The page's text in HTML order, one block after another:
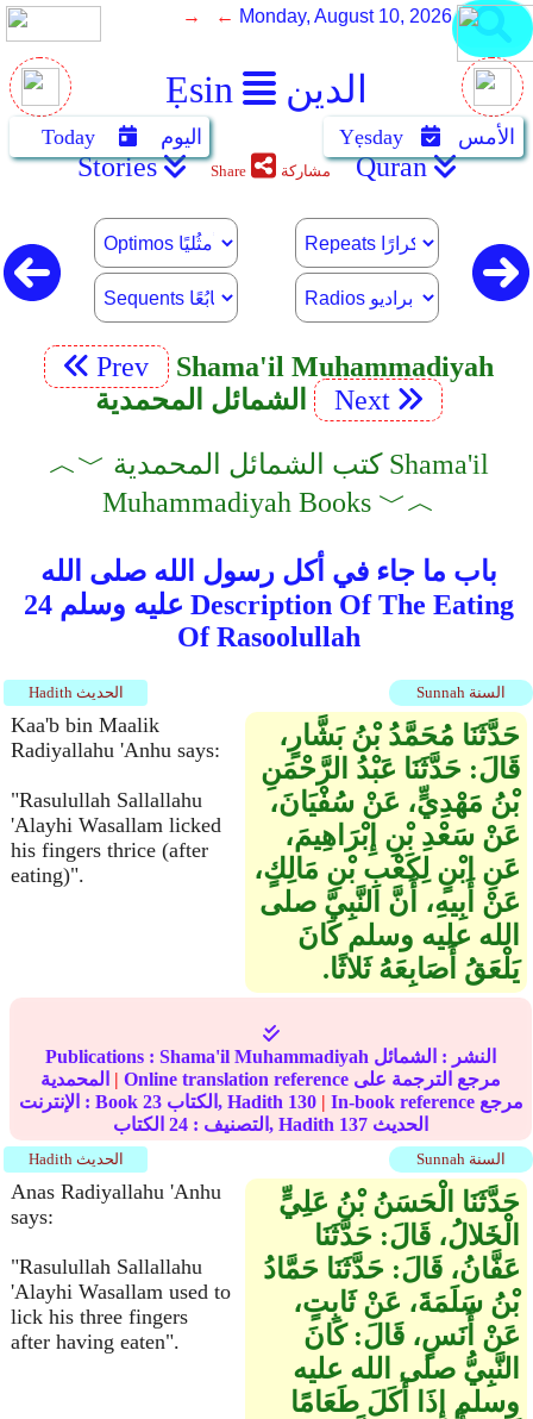
Ẹsin الدين
→ ← Monday, August 10, 2026
Today اليوم Yẹsday الأمس
Stories Share مشاركة Quran
Prev
Shama'il Muhammadiyah
الشمائل المحمدية
Next
︿﹀ كتب الشمائل المحمدية Shama'il
Muhammadiyah Books ﹀︿
باب ما جاء في أكل رسول الله صلى الله
عليه وسلم 24 Description Of The Eating
Of Rasoolullah
Sunnah السنة Hadith الحديث
Kaa'b bin Maalik
Radiyallahu 'Anhu says:
"Rasulullah Sallallahu
'Alayhi Wasallam licked
his fingers thrice (after
eating)".
حَدَّثَنَا مُحَمَّدُ بْنُ بَشَّارٍ،
قَالَ‏:‏ حَدَّثَنَا عَبْدُ الرَّحْمَنِ
بْنُ مَهْدِيٍّ، عَنْ سُفْيَانَ،
عَنْ سَعْدِ بْنِ إِبْرَاهِيمَ،
عَنِ ابْنٍ لِكَعْبِ بْنِ مَالِكٍ،
عَنْ أَبِيهِ، أَنَّ النَّبِيَّ صلى
الله عليه وسلم كَانَ
يَلْعَقُ أَصَابِعَهُ ثَلاثًا‏.‏
Publications : Shama'il Muhammadiyah النشر : الشمائل
المحمدية | Online translation reference مرجع الترجمة على
الإنترنت : Book 23 الكتاب, Hadith 130 | In-book reference مرجع
التصنيف : 24 الكتاب, Hadith 137 الحديث
Sunnah السنة Hadith الحديث
Anas Radiyallahu 'Anhu
says:
"Rasulullah Sallallahu
'Alayhi Wasallam used to
lick his three fingers
after having eaten".
حَدَّثَنَا الْحَسَنُ بْنُ عَلِيٍّ
الْخَلالُ، قَالَ‏:‏ حَدَّثَنَا
عَفَّانُ، قَالَ‏:‏ حَدَّثَنَا حَمَّادُ
بْنُ سَلَمَةَ، عَنْ ثَابِتٍ،
عَنْ أَنَسٍ، قَالَ‏:‏ كَانَ
النَّبِيُّ صلى الله عليه
وسلم إِذَا أَكَلَ طَعَامًا